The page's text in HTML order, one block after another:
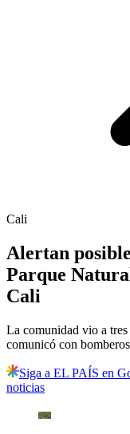
Cali
Alertan
Parque
Cali
La comunidad vio a
comunicó con
Siga a EL PAÍS en
noticias